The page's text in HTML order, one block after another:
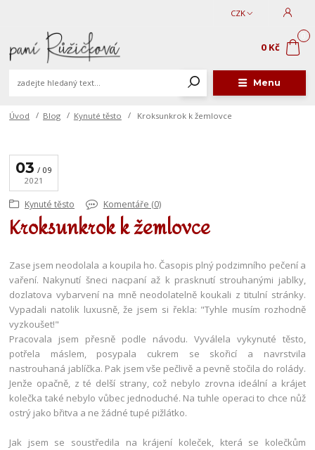
Menu
CZK
0 Kč
Úvod Blog Kynuté těsto Kroksunkrok k žemlovce
03
09
2021
Kynuté těsto Komentáře (0)
Kroksunkrok k žemlovce
Zase jsem neodolala a koupila ho. Časopis plný podzimního pečení a
vaření. Nakynutí šneci nacpaní až k prasknutí strouhanými jablky,
dozlatova vybarvení na mně neodolatelně koukali z titulní stránky.
Vypadali natolik luxusně, že jsem si řekla: "Tyhle musím rozhodně
vyzkoušet!"
Pracovala jsem přesně podle návodu. Vyválela vykynuté těsto,
potřela máslem, posypala cukrem se skořicí a navrstvila
nastrouhaná jablíčka. Pak jsem vše pečlivě a pevně stočila do rolády.
Jenže opačně, z té delší strany, což nebylo zrovna ideální a krájet
kolečka také nebylo vůbec jednoduché. Na tuhle operaci to chce nůž
ostrý jako břitva a ne žádné tupé pižlátko.
Jak jsem se soustředila na krájení koleček, která se kolečkům